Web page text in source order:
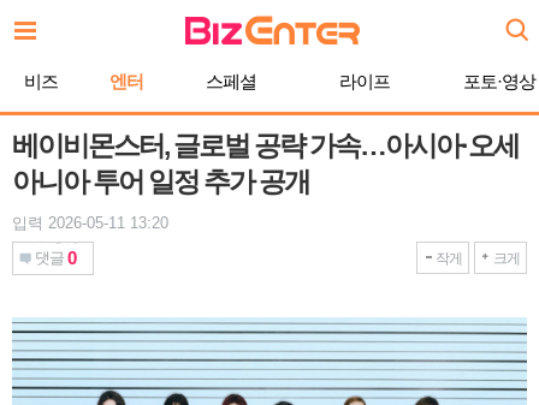
문
기
비즈 엔터 스페셜 라이프 포토·영상
베이비몬스터, 글로벌 공략 가속…아시아·오세
아니아 투어 일정 추가 공개
입력 2026-05-11 13:20
댓글 0 작게 크게